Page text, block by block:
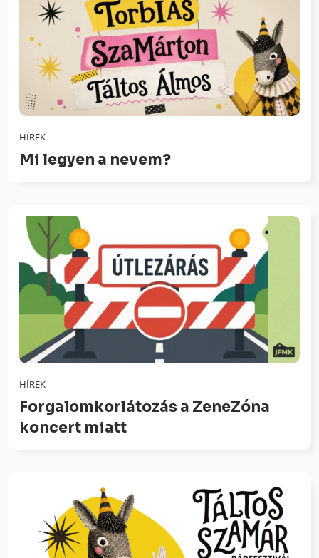
HÍREK
Mi legyen a nevem?
HÍREK
Forgalomkorlátozás a ZeneZóna
koncert miatt